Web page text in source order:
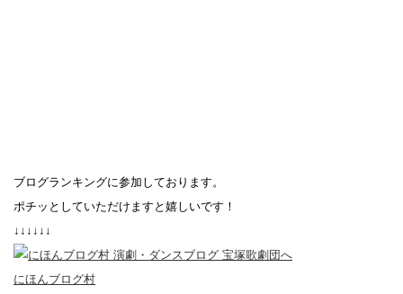
ブログランキングに参加しております。
ポチッとしていただけますと嬉しいです！
↓↓↓↓↓↓
にほんブログ村